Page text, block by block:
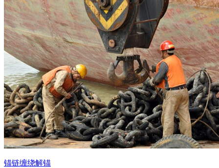
锚链缠绕解锚